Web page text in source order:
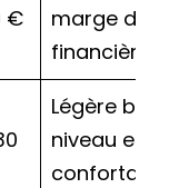
€
marge de
financière.
Légère
niveau